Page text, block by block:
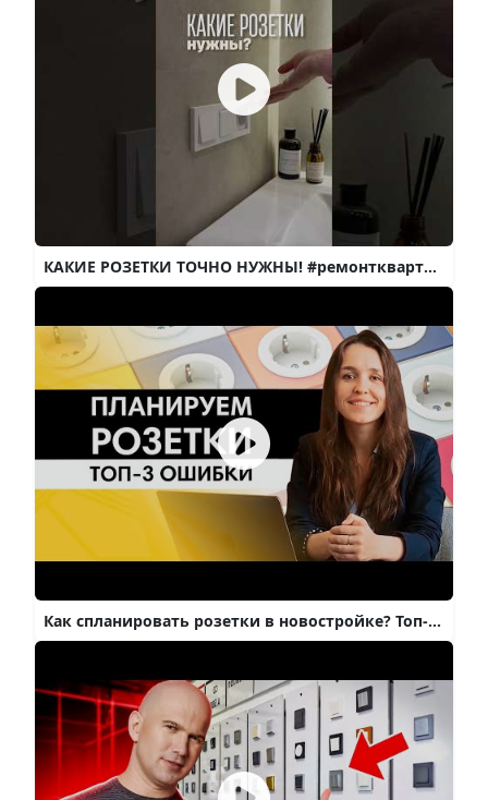
КАКИЕ РОЗЕТКИ ТОЧНО НУЖНЫ! #ремонтквартир #дизайнинтерьера #ремонтсвоимируками #флиппинг #интерьер
Как спланировать розетки в новостройке? Топ-3 ошибки